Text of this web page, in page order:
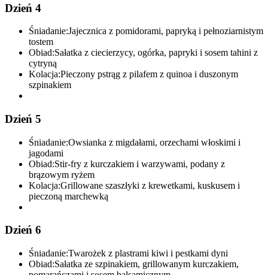
Dzień 4
Śniadanie:Jajecznica z pomidorami, papryką i pełnoziarnistym
tostem
Obiad:Sałatka z ciecierzycy, ogórka, papryki i sosem tahini z
cytryną
Kolacja:Pieczony pstrąg z pilafem z quinoa i duszonym
szpinakiem
Dzień 5
Śniadanie:Owsianka z migdałami, orzechami włoskimi i
jagodami
Obiad:Stir-fry z kurczakiem i warzywami, podany z
brązowym ryżem
Kolacja:Grillowane szaszłyki z krewetkami, kuskusem i
pieczoną marchewką
Dzień 6
Śniadanie:Twarożek z plastrami kiwi i pestkami dyni
Obiad:Sałatka ze szpinakiem, grillowanym kurczakiem,